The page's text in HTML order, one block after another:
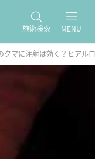
施術検索 MENU
クマに注射は効く？ヒアル